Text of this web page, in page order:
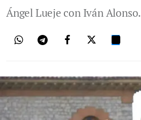
Ángel Lueje con Iván Alonso.